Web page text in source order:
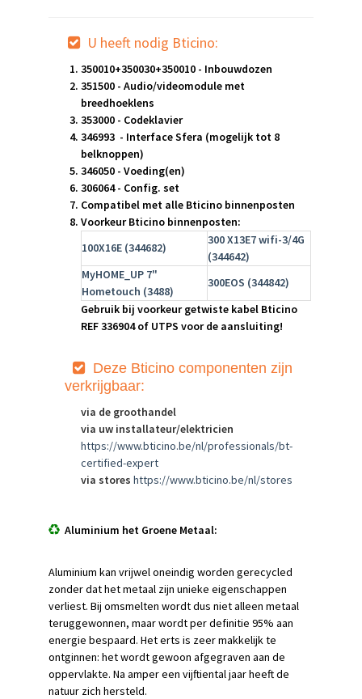
U heeft nodig Bticino:
350010+350030+350010 - Inbouwdozen
351500 - Audio/videomodule met
breedhoeklens
353000 - Codeklavier
346993 - Interface Sfera (mogelijk tot 8
belknoppen)
346050 - Voeding(en)
306064 - Config. set
Compatibel met alle Bticino binnenposten
Voorkeur Bticino binnenposten:
100X16E (344682)
300 X13E7 wifi-3/4G
(344642)
MyHOME_UP 7"
Hometouch (3488)
300EOS (344842)
Gebruik bij voorkeur getwiste kabel Bticino
REF 336904 of UTPS voor de aansluiting!
Deze Bticino componenten zijn
verkrijgbaar:
via de groothandel
via uw installateur/elektricien
https://www.bticino.be/nl/professionals/bt-
certified-expert
via stores https://www.bticino.be/nl/stores
Aluminium het Groene Metaal:
Aluminium kan vrijwel oneindig worden gerecycled
zonder dat het metaal zijn unieke eigenschappen
verliest. Bij omsmelten wordt dus niet alleen metaal
teruggewonnen, maar wordt per definitie 95% aan
energie bespaard. Het erts is zeer makkelijk te
ontginnen: het wordt gewoon afgegraven aan de
oppervlakte. Na amper een vijftiental jaar heeft de
natuur zich hersteld.